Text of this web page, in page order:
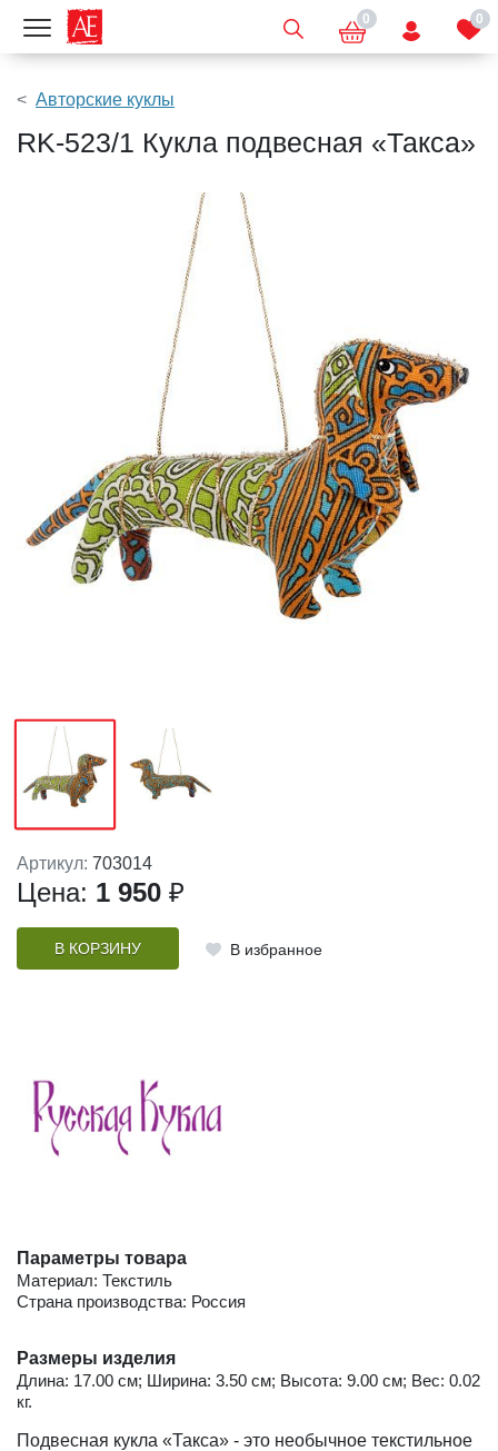
Показать меню 0 0
Авторские куклы
RK-523/1 Кукла подвесная «Такса»
Артикул: 703014
Цена: 1 950 ₽
В КОРЗИНУ В избранное
Параметры товара
Материал: Текстиль
Страна производства: Россия
Размеры изделия
Длина: 17.00 см; Ширина: 3.50 см; Высота: 9.00 см; Вес: 0.02
кг.
Подвесная кукла «Такса» - это необычное текстильное